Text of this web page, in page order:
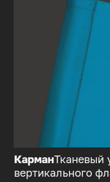
КарманТканевый
вертикального